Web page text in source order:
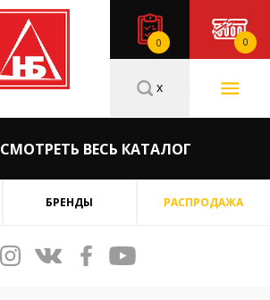
0 0
СМОТРЕТЬ ВЕСЬ КАТАЛОГ
x
БРЕНДЫ РАСПРОДАЖА